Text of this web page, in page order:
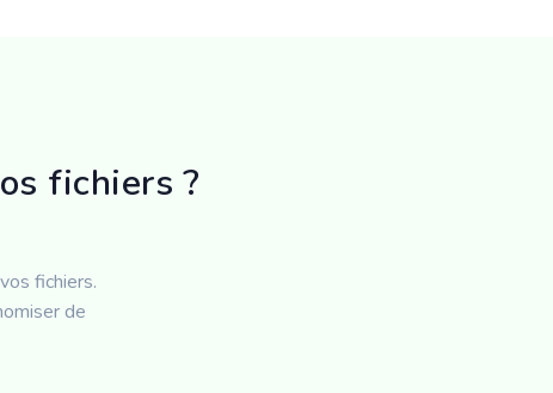
fichiers ?
fichiers.
de